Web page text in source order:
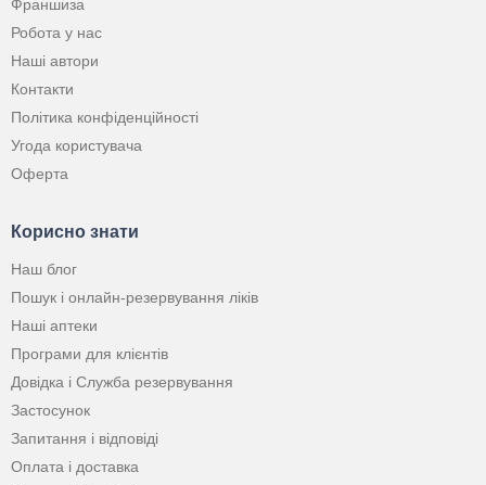
Франшиза
Робота у нас
Наші автори
Контакти
Політика конфіденційності
Угода користувача
Оферта
Корисно знати
Наш блог
Пошук і онлайн-резервування ліків
Наші аптеки
Програми для клієнтів
Довідка і Служба резервування
Застосунок
Запитання і відповіді
Оплата і доставка